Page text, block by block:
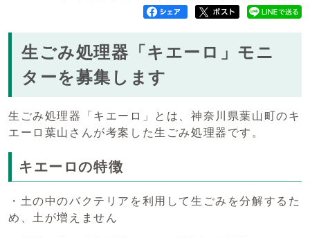
生ごみ処理器「キエーロ」モニ
ターを募集します
生ごみ処理器「キエーロ」とは、神奈川県葉山町のキ
エーロ葉山さんが考案した生ごみ処理器です。
キエーロの特徴
・土の中のバクテリアを利用して生ごみを分解するた
め、土が増えません